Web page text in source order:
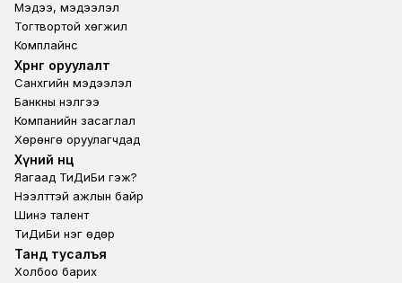
Мэдээ, мэдээлэл
Тогтвортой хөгжил
Комплайнс
Footer third
Хөрөнгө оруулалт
Санхүүгийн мэдээлэл
Банкны үнэлгээ
Компанийн засаглал
Хөрөнгө оруулагчдад
Footer second
Хүний нөөц
Яагаад ТиДиБи гэж?
Нээлттэй ажлын байр
Шинэ талент
ТиДиБи нэг өдөр
Footer fourth
Танд тусалъя
Холбоо барих